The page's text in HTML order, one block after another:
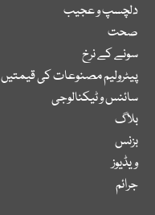
دلچسپ و عجیب
صحت
سونے کے نرخ
پیٹرولیم مصنوعات کی قیمتیں
سائنس و ٹیکنالوجی
بلاگ
بزنس
ویڈیوز
جرائم